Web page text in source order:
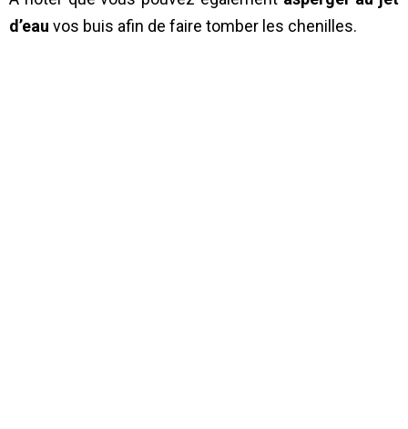
d’eau vos buis afin de faire tomber les chenilles.